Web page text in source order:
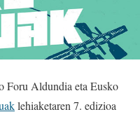
Aldundia eta Eusko
lehiaketaren 7. edizioa